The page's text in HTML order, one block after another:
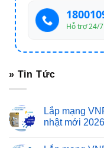
Hỗ trợ 24/7
» Tin Tức
Lắp mạng
nhật mới 2026